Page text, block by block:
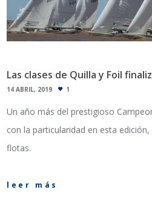
Las clases de Quilla y Foil
14 ABRIL, 2019 1
Un año más del prestigioso
con la particularidad en esta
flotas.
leer más